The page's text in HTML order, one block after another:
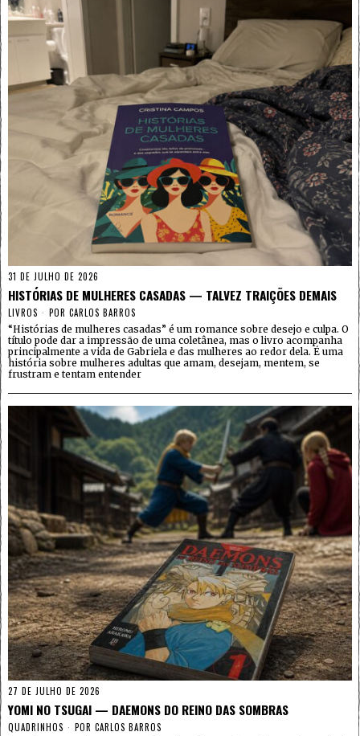
31 DE JULHO DE 2026
HISTÓRIAS DE MULHERES CASADAS — TALVEZ TRAIÇÕES DEMAIS
LIVROS POR CARLOS BARROS
“Histórias de mulheres casadas” é um romance sobre desejo e culpa. O
título pode dar a impressão de uma coletânea, mas o livro acompanha
principalmente a vida de Gabriela e das mulheres ao redor dela. É uma
história sobre mulheres adultas que amam, desejam, mentem, se
frustram e tentam entender
27 DE JULHO DE 2026
YOMI NO TSUGAI — DAEMONS DO REINO DAS SOMBRAS
QUADRINHOS POR CARLOS BARROS